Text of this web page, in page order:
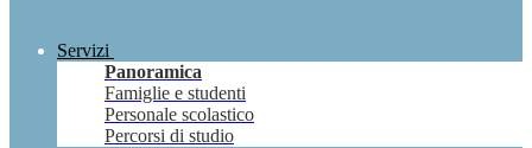
Servizi
Panoramica
Famiglie e studenti
Personale scolastico
Percorsi di studio